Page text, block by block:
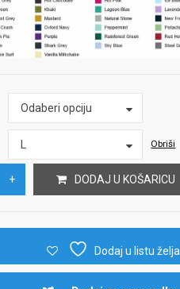
Odaberi opciju
Boja
Veličina Obriši
DODAJ U KOŠARICU
Dodaj u listu želja